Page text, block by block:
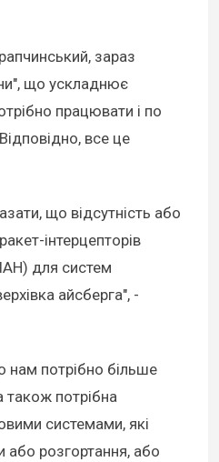
зараз
що ускладнює
працювати і по
все це
що відсутність або
інтерцепторів
для систем
айсберга", -
нам потрібно більше
також потрібна
системами, які
або розгортання, або